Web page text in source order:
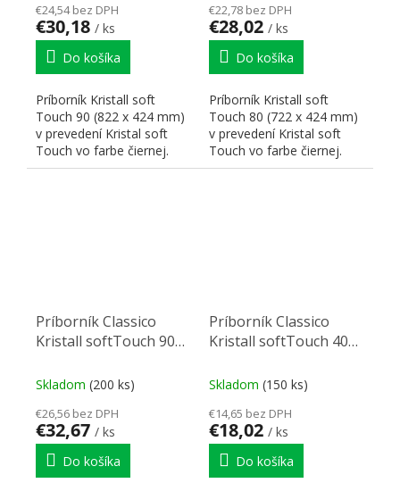
€24,54 bez DPH
€30,18 / ks
Do košíka
Príborník Kristall soft
Touch 90 (822 x 424 mm)
v prevedení Kristal soft
Touch vo farbe čiernej.
Rozmery odpovedajú...
€22,78 bez DPH
€28,02 / ks
Do košíka
Príborník Kristall soft
Touch 80 (722 x 424 mm)
v prevedení Kristal soft
Touch vo farbe čiernej.
Rozmery odpovedajú...
Príborník Classico
Kristall softTouch 90
Skladom (200 ks)
€26,56 bez DPH
€32,67 / ks
Do košíka
Príborník Classico
Kristall softTouch 40
Skladom (150 ks)
€14,65 bez DPH
€18,02 / ks
Do košíka